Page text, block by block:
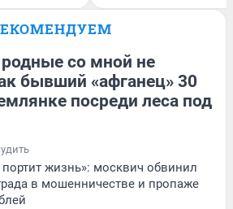
родные со мной не
бывший «афганец» 30
посреди леса под
жизнь»: москвич обвинил
в мошенничестве и пропаже